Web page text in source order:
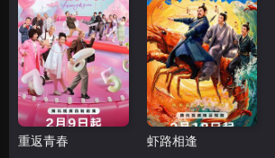
重返青春 虾路相逢